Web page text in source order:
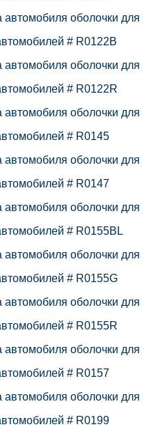
оболочки для
# R0122B
оболочки для
# R0122R
оболочки для
# R0145
оболочки для
# R0147
оболочки для
# R0155BL
оболочки для
# R0155G
оболочки для
# R0155R
оболочки для
# R0157
оболочки для
# R0199